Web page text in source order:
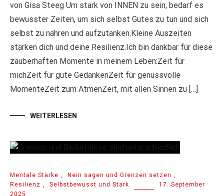
von Gisa Steeg Um stark von INNEN zu sein, bedarf es
bewusster Zeiten, um sich selbst Gutes zu tun und sich
selbst zu nähren und aufzutanken.Kleine Auszeiten
stärken dich und deine Resilienz.Ich bin dankbar für diese
zauberhaften Momente in meinem Leben:Zeit für
michZeit für gute GedankenZeit für genussvolle
MomenteZeit zum AtmenZeit, mit allen Sinnen zu […]
WEITERLESEN
Mentale Stärke , Nein sagen und Grenzen setzen ,
Resilienz , Selbstbewusst und Stark
17. September
2025